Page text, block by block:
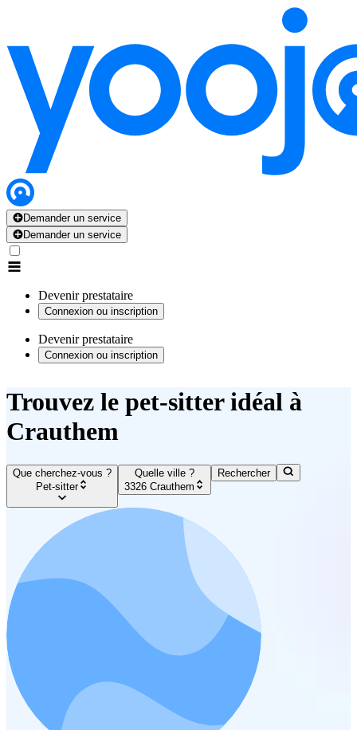
Demander un service
Demander un service
Devenir prestataire
Connexion ou inscription
Devenir prestataire
Connexion ou inscription
Trouvez le pet-sitter idéal à
Crauthem
Que cherchez-vous ?
Pet-sitter
Quelle ville ?
3326 Crauthem
Rechercher